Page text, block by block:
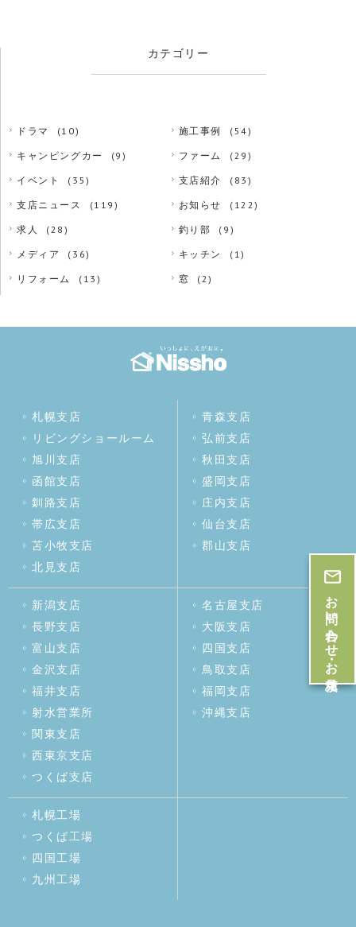
カテゴリー
ドラマ (10) 施工事例 (54)
キャンピングカー (9) ファーム (29)
イベント (35) 支店紹介 (83)
支店ニュース (119) お知らせ (122)
求人 (28) 釣り部 (9)
メディア (36) キッチン (1)
リフォーム (13) 窓 (2)
札幌支店
リビングショールーム
旭川支店
函館支店
釧路支店
帯広支店
苫小牧支店
北見支店
青森支店
弘前支店
秋田支店
盛岡支店
庄内支店
仙台支店
郡山支店
新潟支店
長野支店
富山支店
金沢支店
福井支店
射水営業所
関東支店
西東京支店
つくば支店
名古屋支店
大阪支店
四国支店
鳥取支店
福岡支店
沖縄支店
札幌工場
つくば工場
四国工場
九州工場
お問い合わせ・お見積